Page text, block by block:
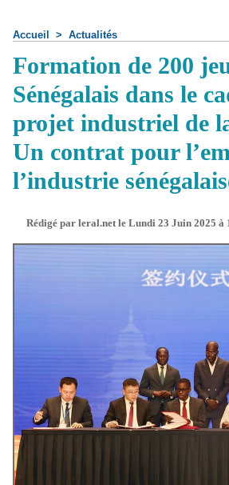
Accueil > Actualités
Formation de 200
Sénégalais dans le
projet industriel de
Un contrat pour
l’industrie
Rédigé par leral.net le Lundi 23 Juin 2025 à